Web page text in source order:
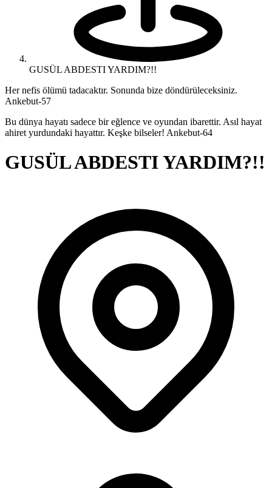
GUSÜL ABDESTI YARDIM?!!
Her nefis ölümü tadacaktır. Sonunda bize döndürüleceksiniz.
Ankebut-57
Bu dünya hayatı sadece bir eğlence ve oyundan ibarettir. Asıl hayat
ahiret yurdundaki hayattır. Keşke bilseler! Ankebut-64
GUSÜL ABDESTI YARDIM?!!